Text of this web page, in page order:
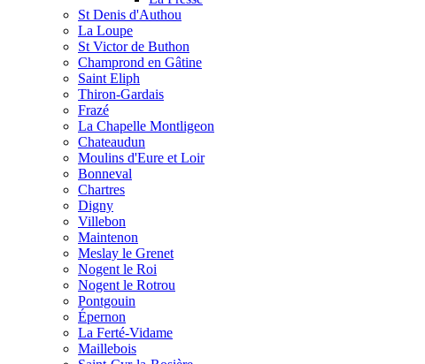
St Denis d'Authou
La Loupe
St Victor de Buthon
Champrond en Gâtine
Saint Eliph
Thiron-Gardais
Frazé
La Chapelle Montligeon
Chateaudun
Moulins d'Eure et Loir
Bonneval
Chartres
Digny
Villebon
Maintenon
Meslay le Grenet
Nogent le Roi
Nogent le Rotrou
Pontgouin
Épernon
La Ferté-Vidame
Maillebois